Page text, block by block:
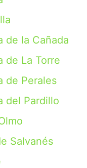
de la Cañada
de La Torre
de Perales
del Pardillo
Salvanés